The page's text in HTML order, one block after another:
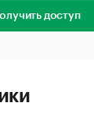
доступ